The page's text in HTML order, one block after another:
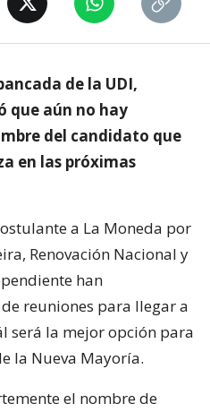
de la UDI,
que aún no hay
del candidato que
en las próximas
a La Moneda por
Renovación Nacional y
han
reuniones para llegar a
será la mejor opción para
la Nueva Mayoría.
el nombre de